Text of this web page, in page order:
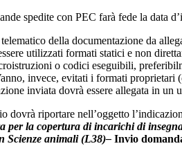
spedite con PEC farà fede la data
della documentazione da
utilizzati formati statici e non
o codici eseguibili,
invece, evitati i formati proprietari
inviata dovrà essere allegata in un
dovrà riportare nell’oggetto
per la copertura di incarichi di
Scienze animali (L38)– Invio